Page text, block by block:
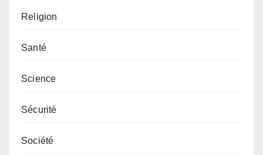
Religion
Santé
Science
Sécurité
Société